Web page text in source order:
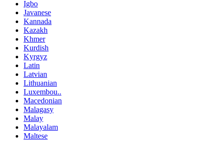
Igbo
Javanese
Kannada
Kazakh
Khmer
Kurdish
Kyrgyz
Latin
Latvian
Lithuanian
Luxembou..
Macedonian
Malagasy
Malay
Malayalam
Maltese